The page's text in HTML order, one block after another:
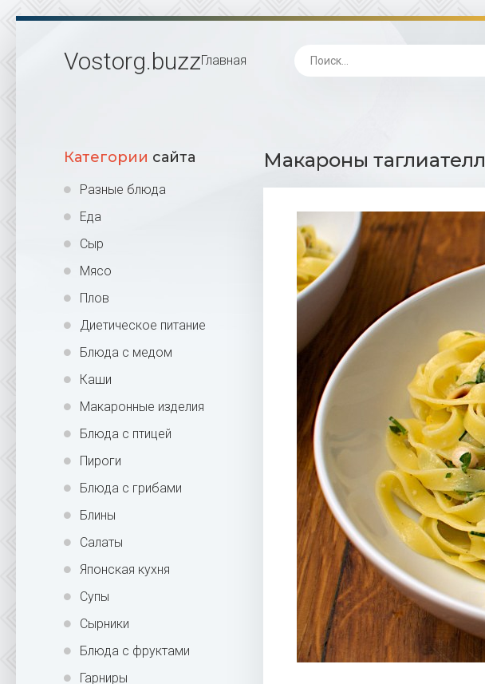
Vostorg.buzzГлавная
Категории сайта
Разные блюда
Еда
Сыр
Мясо
Плов
Диетическое питание
Блюда с медом
Каши
Макаронные изделия
Блюда с птицей
Пироги
Блюда с грибами
Блины
Салаты
Японская кухня
Супы
Сырники
Блюда с фруктами
Гарниры
Макароны